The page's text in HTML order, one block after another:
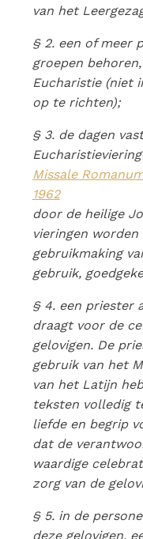
van het
§ 2. een of meer
groepen
Eucharistie (niet
op te richten);
§ 3. de dagen
Missale
1962
door de heilige
vieringen
gebruikmaking
gebruik,
§ 4. een priester
draagt voor de
gelovigen. De
gebruik van het
van het Latijn
teksten volledig
liefde en begrip
dat de
waardige
zorg van de
§ 5. in de
deze gelovigen,